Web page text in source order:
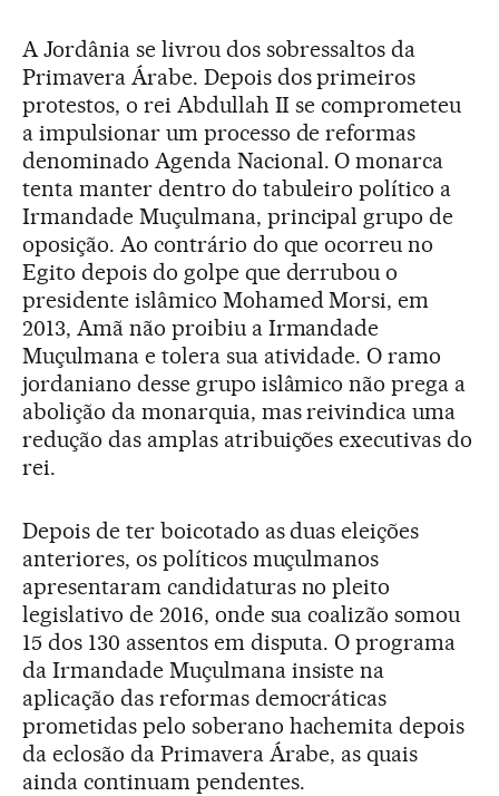
A Jordânia se livrou dos sobressaltos da
Primavera Árabe. Depois dos primeiros
protestos, o rei Abdullah II se comprometeu
a impulsionar um processo de reformas
denominado Agenda Nacional. O monarca
tenta manter dentro do tabuleiro político a
Irmandade Muçulmana, principal grupo de
oposição. Ao contrário do que ocorreu no
Egito depois do golpe que derrubou o
presidente islâmico Mohamed Morsi, em
2013, Amã não proibiu a Irmandade
Muçulmana e tolera sua atividade. O ramo
jordaniano desse grupo islâmico não prega a
abolição da monarquia, mas reivindica uma
redução das amplas atribuições executivas do
rei.
Depois de ter boicotado as duas eleições
anteriores, os políticos muçulmanos
apresentaram candidaturas no pleito
legislativo de 2016, onde sua coalizão somou
15 dos 130 assentos em disputa. O programa
da Irmandade Muçulmana insiste na
aplicação das reformas democráticas
prometidas pelo soberano hachemita depois
da eclosão da Primavera Árabe, as quais
ainda continuam pendentes.